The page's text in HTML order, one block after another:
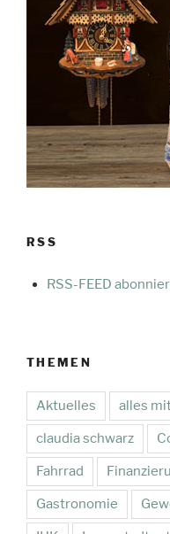
RSS
RSS-FEED
THEMEN
Aktuelles alles
claudia schwarz
Fahrrad
Gastronomie